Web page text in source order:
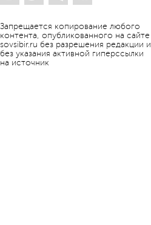
Запрещается копирование любого
контента, опубликованного на сайте
sovsibir.ru без разрешения редакции и
без указания активной гиперссылки
на источник